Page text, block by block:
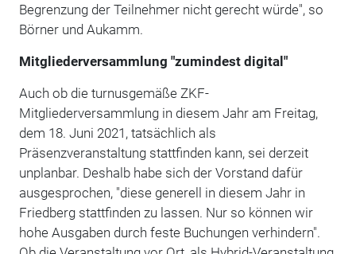
Begrenzung der Teilnehmer nicht gerecht würde", so
Börner und Aukamm.
Mitgliederversammlung "zumindest digital"
Auch ob die turnusgemäße ZKF-
Mitgliederversammlung in diesem Jahr am Freitag,
dem 18. Juni 2021, tatsächlich als
Präsenzveranstaltung stattfinden kann, sei derzeit
unplanbar. Deshalb habe sich der Vorstand dafür
ausgesprochen, "diese generell in diesem Jahr in
Friedberg stattfinden zu lassen. Nur so können wir
hohe Ausgaben durch feste Buchungen verhindern".